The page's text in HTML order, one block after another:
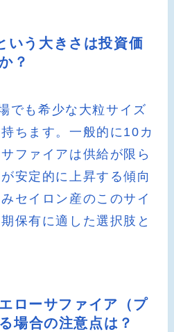
いう大きさは投資価
？
でも希少な大粒サイズ
ちます。一般的に10カ
ファイアは供給が限ら
安定的に上昇する傾向
セイロン産のこのサイ
保有に適した選択肢と
ローサファイア（プ
場合の注意点は？